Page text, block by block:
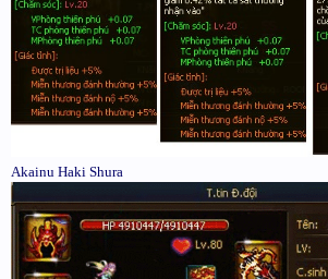
Akainu Haki Shura